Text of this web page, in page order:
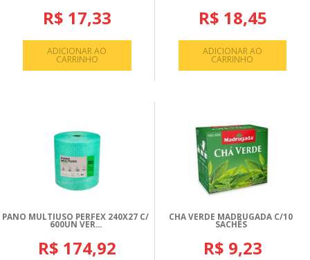
R$ 17,33
ADICIONAR AO
CARRINHO
R$ 18,45
ADICIONAR AO
CARRINHO
PANO MULTIUSO PERFEX 240X27 C/
600UN VER...
R$ 174,92
CHA VERDE MADRUGADA C/10
SACHÊS
R$ 9,23